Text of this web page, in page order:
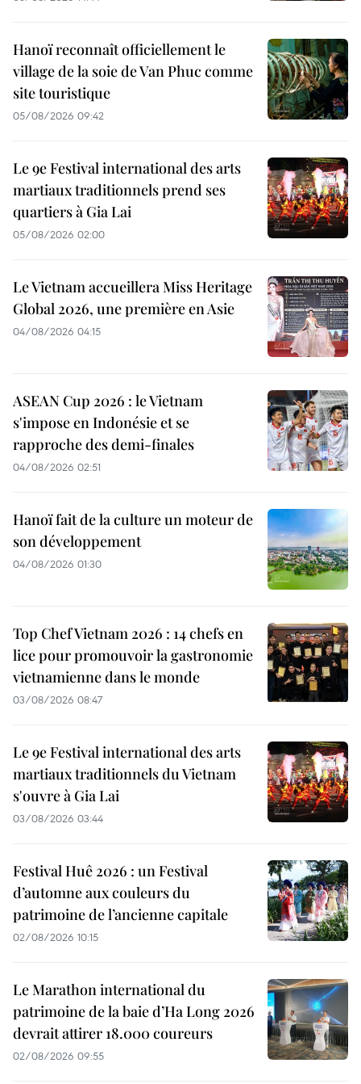
Hanoï reconnaît officiellement le
village de la soie de Van Phuc comme
site touristique
05/08/2026 09:42
Le 9e Festival international des arts
martiaux traditionnels prend ses
quartiers à Gia Lai
05/08/2026 02:00
Le Vietnam accueillera Miss Heritage
Global 2026, une première en Asie
04/08/2026 04:15
ASEAN Cup 2026 : le Vietnam
s'impose en Indonésie et se
rapproche des demi-finales
04/08/2026 02:51
Hanoï fait de la culture un moteur de
son développement
04/08/2026 01:30
Top Chef Vietnam 2026 : 14 chefs en
lice pour promouvoir la gastronomie
vietnamienne dans le monde
03/08/2026 08:47
Le 9e Festival international des arts
martiaux traditionnels du Vietnam
s'ouvre à Gia Lai
03/08/2026 03:44
Festival Huê 2026 : un Festival
d’automne aux couleurs du
patrimoine de l’ancienne capitale
02/08/2026 10:15
Le Marathon international du
patrimoine de la baie d’Ha Long 2026
devrait attirer 18.000 coureurs
02/08/2026 09:55